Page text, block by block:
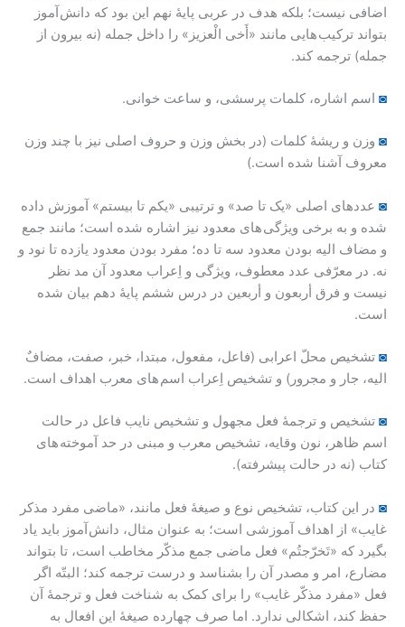
اضافی نیست؛ بلکه هدف در عربی پایۀ نهم این بود که دانش آموز
بتواند ترکیب هایی مانند «أَخی الْعزیز» را داخل جمله (نه بیرون از
جمله) ترجمه کند.
◙ اسم اشاره، کلمات پرسشی، و ساعت خوانی.
◙ وزن و ریشۀ کلمات (در بخش وزن و حروف اصلی نیز با چند وزن
معروف آشنا شده است.)
◙ عددهای اصلی «یک تا صد» و ترتیبی «یکم تا بیستم» آموزش داده
شده و به برخی ویژگی های معدود نیز اشاره شده است؛ مانند جمع
و مضاف الیه بودن معدود سه تا ده؛ مفرد بودن معدود یازده تا نود و
نه. در معرّفی عدد معطوف، ویژگی و اِعراب معدود آن مد نظر
نیست و فرق أربعون و أربعین در درس ششم پایۀ دهم بیان شده
است.
◙ تشخیص محلّ اعرابی (فاعل، مفعول، مبتدا، خبر، صفت، مضافٌ
الیه، جار و مجرور) و تشخیص اِعراب اسم های معرب اهداف است.
◙ تشخیص و ترجمۀ فعل مجهول و تشخیص نایب فاعل در حالت
اسم ظاهر، نون وقایه، تشخیص معرب و مبنی در حد آموخته های
کتاب (نه در حالت پیشرفته).
◙ در این کتاب، تشخیص نوع و صیغۀ فعل مانند، «ماضی مفرد مذکر
غایب» از اهداف آموزشی است؛ به عنوان مثال، دانش آموز باید یاد
بگیرد که «تَخرّجتُم» فعل ماضی جمع مذکّر مخاطب است، تا بتواند
مضارع، امر و مصدر آن را بشناسد و درست ترجمه کند؛ البتّه اگر
فعل «مفرد مذکّر غایب» را برای کمک به شناخت فعل و ترجمۀ آن
حفظ کند، اشکالی ندارد. اما صرف چهارده صیغۀ این افعال به